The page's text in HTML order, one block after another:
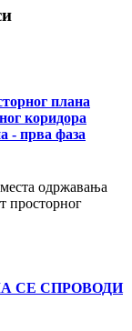
плана
коридора
- прва фаза
одржавања
просторног
СЕ СПРОВОДИ